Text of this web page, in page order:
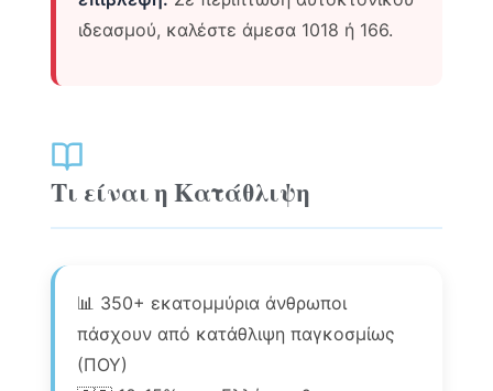
ιδεασμού, καλέστε άμεσα 1018 ή 166.
Τι είναι η Κατάθλιψη
📊 350+ εκατομμύρια άνθρωποι
πάσχουν από κατάθλιψη παγκοσμίως
(ΠΟΥ)